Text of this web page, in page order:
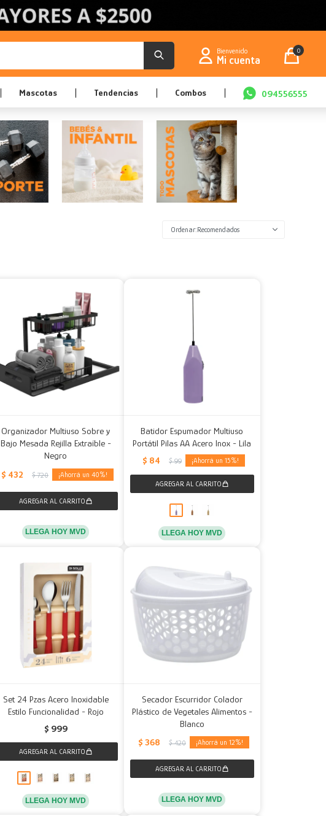
Mascotas Tendencias Combos 094556555
0
Recomendados
Organizador Multiuso Sobre y
Bajo Mesada Rejilla Extraíble -
Negro
$ 432 $ 720 40
LLEGA HOY MVD
Batidor Espumador Multiuso
Portátil Pilas AA Acero Inox - Lila
$ 84 $ 99 15
LLEGA HOY MVD
Set 24 Pzas Acero Inoxidable
Estilo Funcionalidad - Rojo
$ 999
LLEGA HOY MVD
Secador Escurridor Colador
Plástico de Vegetales Alimentos -
Blanco
$ 368 $ 420 12
LLEGA HOY MVD